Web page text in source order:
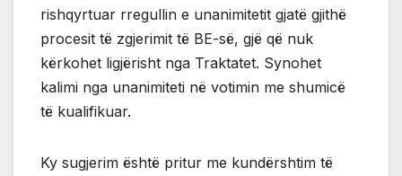
rishqyrtuar rregullin e unanimitetit gjatë gjithë
procesit të zgjerimit të BE-së, gjë që nuk
kërkohet ligjërisht nga Traktatet. Synohet
kalimi nga unanimiteti në votimin me shumicë
të kualifikuar.
Ky sugjerim është pritur me kundërshtim të